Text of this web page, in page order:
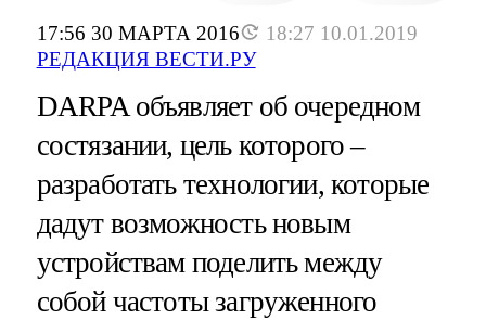
17:56 30 МАРТА 2016
18:27 10.01.2019
РЕДАКЦИЯ ВЕСТИ.РУ
DARPA объявляет об очередном
состязании, цель которого –
разработать технологии, которые
дадут возможность новым
устройствам поделить между
собой частоты загруженного